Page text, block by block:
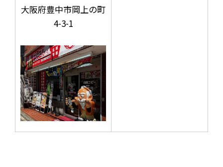
大阪府豊中市岡上の町
4-3-1